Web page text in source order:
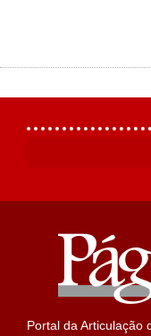
Portal da Articulação